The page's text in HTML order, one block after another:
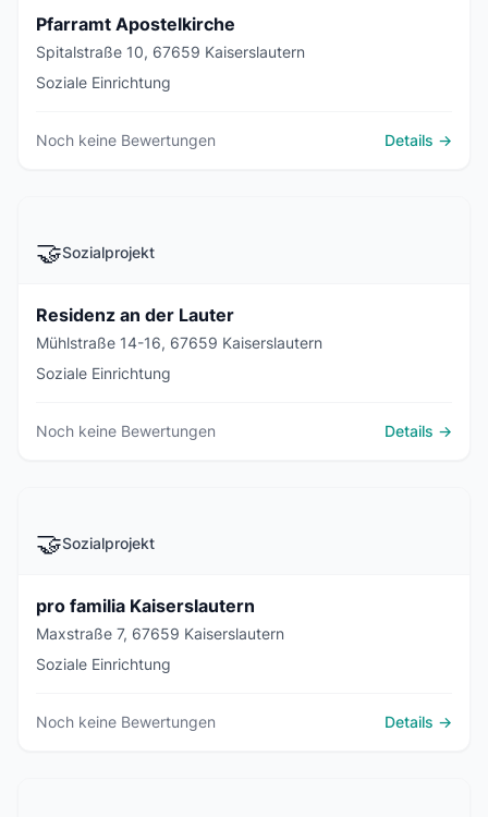
Pfarramt Apostelkirche
Spitalstraße 10, 67659 Kaiserslautern
Soziale Einrichtung
Noch keine Bewertungen Details →
🤝Sozialprojekt
Residenz an der Lauter
Mühlstraße 14-16, 67659 Kaiserslautern
Soziale Einrichtung
Noch keine Bewertungen Details →
🤝Sozialprojekt
pro familia Kaiserslautern
Maxstraße 7, 67659 Kaiserslautern
Soziale Einrichtung
Noch keine Bewertungen Details →